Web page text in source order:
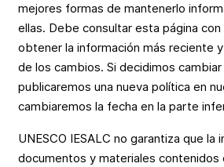
mejores formas de mantenerlo
ellas. Debe consultar esta página
obtener la información más reciente
de los cambios. Si decidimos
publicaremos una nueva política en
cambiaremos la fecha en la parte
UNESCO IESALC no garantiza que la
documentos y materiales